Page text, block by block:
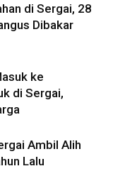
di Sergai, 28
Dibakar
ke
di Sergai,
Ambil Alih
Lalu